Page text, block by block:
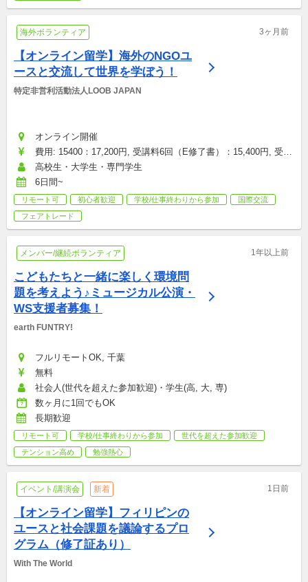
海外ボランティア 3ヶ月前
【オンライン留学】海外のNGOユ
ースと交流して世界を学ぼう！
特定非営利活動法人LOOB JAPAN
オンライン開催
費用: 15400：17,200円, 受講料6回（E修了書）：15,400円, 受講
料6回（E修了書プラス原本を郵送）：17,200円
高校生・大学生・専門学生
6日間~
リモート可 初心者歓迎 学校/仕事終わりから参加
国際交流
フェアトレード
メンバー/継続ボランティア 1年以上前
こどもたちと一緒に楽しく環境問
題を考えよう♪ミュージカル公演・
WS支援者募集！
earth FUNTRY!
フルリモートOK, 千葉
無料
社会人(世代を超えた参加歓迎)・学生(高, 大, 専)
数ヶ月に1回でもOK
長期歓迎
リモート可 学校/仕事終わりから参加
世代を超えた参加歓迎
テンション高め
勉強熱心
イベント/講演会 新着 1日前
【オンライン留学】フィリピンの
ユースと社会課題を議論するプロ
グラム（修了証あり）
With The World